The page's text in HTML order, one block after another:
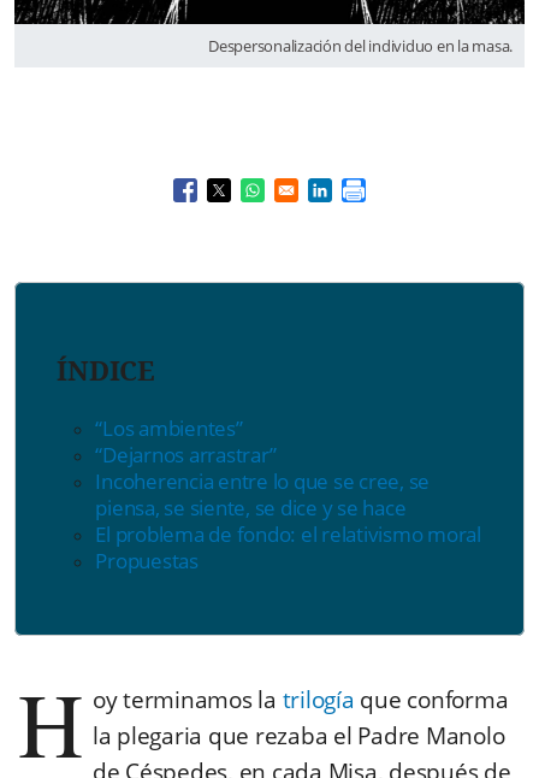
Despersonalización del individuo en la masa.
Opens in a new window
Opens in a new window
Opens in a new window
Opens in a new window
ÍNDICE
“Los ambientes”
“Dejarnos arrastrar”
Incoherencia entre lo que se cree, se
piensa, se siente, se dice y se hace
El problema de fondo: el relativismo moral
Propuestas
H oy terminamos la trilogía que conforma
la plegaria que rezaba el Padre Manolo